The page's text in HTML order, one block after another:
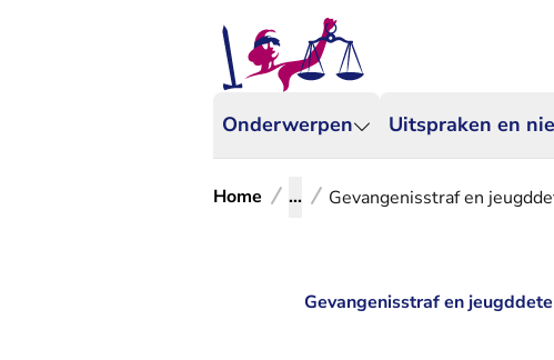
Onderwerpen Uitspraken en
Home ... Gevangenisstraf en
Gevangenisstraf en